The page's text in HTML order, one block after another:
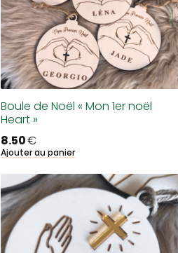
Boule de Noël « Mon 1er noël
Heart »
8.50€
Ajouter au panier